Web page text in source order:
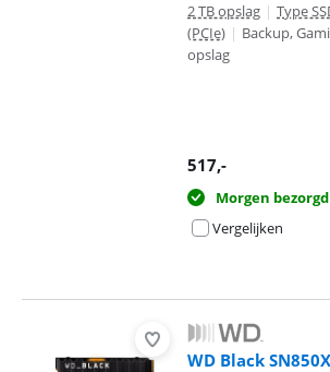
2 TB opslag | Type
(PCIe) | Backup,
opslag
517,-
Morgen bezorgd
Vergelijken
WD Black